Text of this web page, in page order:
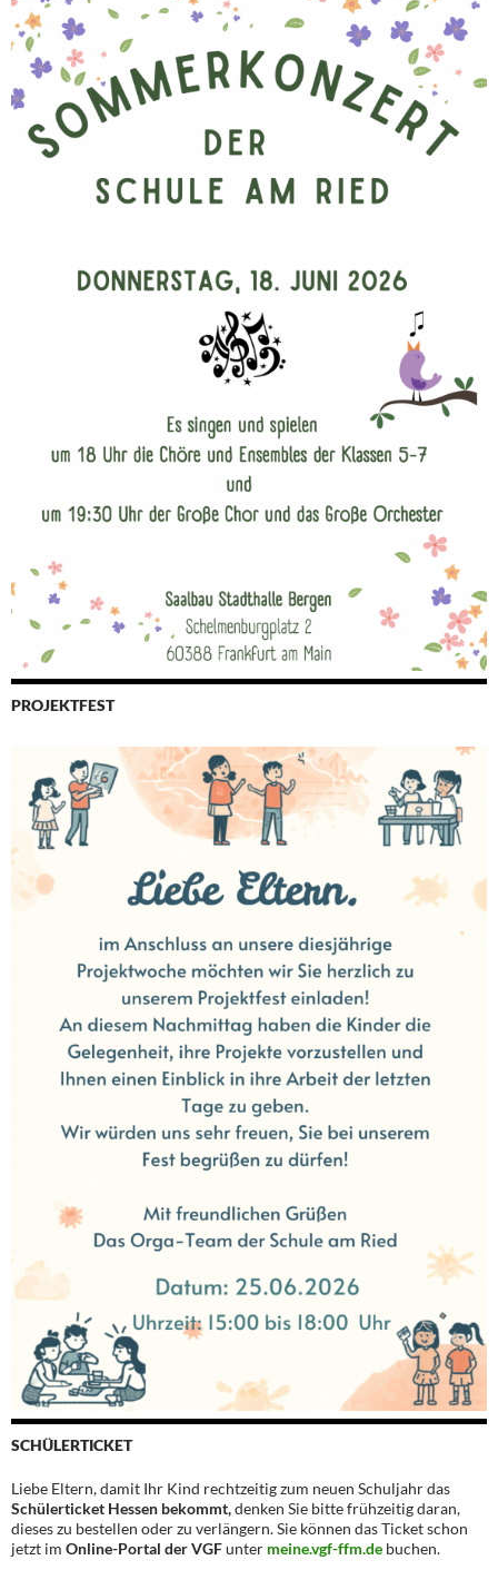
PROJEKTFEST
SCHÜLERTICKET
Liebe Eltern, damit Ihr Kind rechtzeitig zum neuen Schuljahr das
Schülerticket Hessen bekommt,denken Sie bitte frühzeitig daran,
dieses zu bestellen oder zu verlängern. Sie können das Ticket schon
jetzt im Online-Portal der VGFunter meine.vgf-ffm.de buchen.